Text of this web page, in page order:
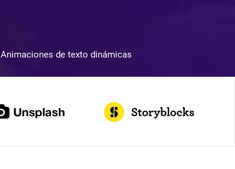
Animaciones de texto dinámicas